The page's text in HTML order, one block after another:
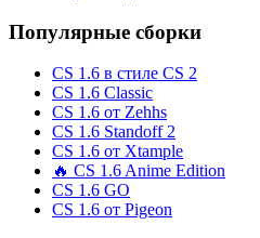
Популярные сборки
CS 1.6 в стиле CS 2
CS 1.6 Classic
CS 1.6 от Zehhs
CS 1.6 Standoff 2
CS 1.6 от Xtample
🔥 CS 1.6 Anime Edition
CS 1.6 GO
CS 1.6 от Pigeon